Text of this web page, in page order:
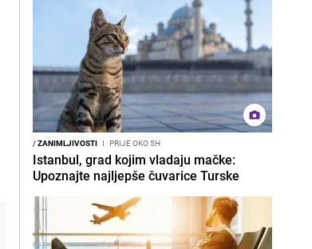
/ZANIMLJIVOSTI I PRIJE OKO 5H
Istanbul, grad kojim vladaju mačke:
Upoznajte najljepše čuvarice Turske